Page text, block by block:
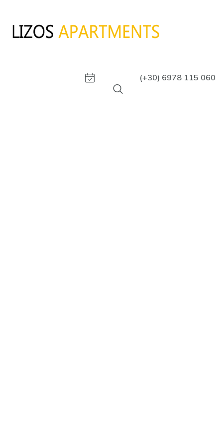
(+30) 6978 115 060